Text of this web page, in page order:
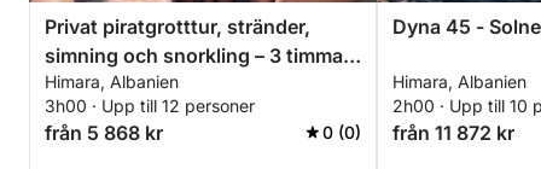
Privat piratgrotttur, stränder,
simning och snorkling – 3 timmars
exklusiv tur
Himara, Albanien
3h00 · Upp till 12 personer
från 5 868 kr 0 (0)
Dyna 45 -
Himara, Albanien
2h00 · Upp till 10
från 11 872 kr